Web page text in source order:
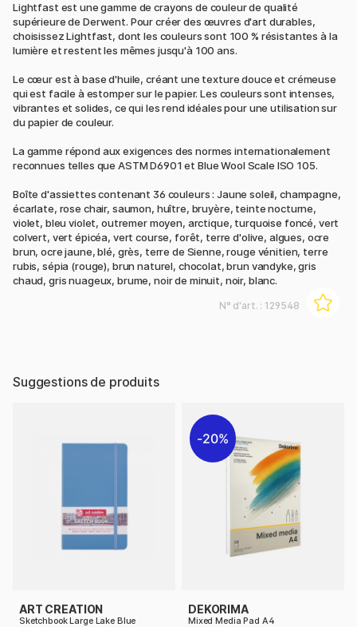
Lightfast est une gamme de crayons de couleur de qualité
supérieure de Derwent. Pour créer des œuvres d'art durables,
choisissez Lightfast, dont les couleurs sont 100 % résistantes à la
lumière et restent les mêmes jusqu'à 100 ans.
Le cœur est à base d'huile, créant une texture douce et crémeuse
qui est facile à estomper sur le papier. Les couleurs sont intenses,
vibrantes et solides, ce qui les rend idéales pour une utilisation sur
du papier de couleur.
La gamme répond aux exigences des normes internationalement
reconnues telles que ASTM D6901 et Blue Wool Scale ISO 105.
Boîte d'assiettes contenant 36 couleurs : Jaune soleil, champagne,
écarlate, rose chair, saumon, huître, bruyère, teinte nocturne,
violet, bleu violet, outremer moyen, arctique, turquoise foncé, vert
colvert, vert épicéa, vert course, forêt, terre d'olive, algues, ocre
brun, ocre jaune, blé, grès, terre de Sienne, rouge vénitien, terre
rubis, sépia (rouge), brun naturel, chocolat, brun vandyke, gris
chaud, gris nuageux, brume, noir de minuit, noir, blanc.
N° d'art. : 129548
Suggestions de produits
ART CREATION
Sketchbook Large Lake Blue
20%
DEKORIMA
Mixed Media Pad A4